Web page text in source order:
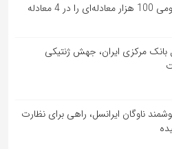
هوش مصنوعی یک مسئله کوانتومی 100 هزار معادله‌‎ای را در 4 معادله
بانک مرکزی ایران، جهش ژنتیکی
ناوگان ایرانسل، راهی برای نظارت